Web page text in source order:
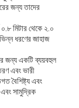
জন্য তাদের
০.৮ মিটার থেকে ২.০
ধরণের জাহাজ
জন্য একটি ব্যয়বহুল
এবং ভারী
বৈশিষ্ট্য এবং
সামুদ্রিক